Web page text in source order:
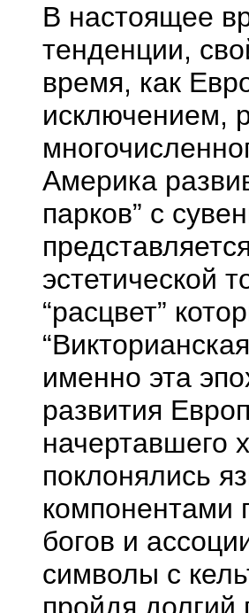
В настоящее
тенденции,
время, как
исключением,
Америка
парков” с
эстетической
“расцвет”
именно эта
развития
начертавшего
поклонялись
компонентами
богов и
символы с